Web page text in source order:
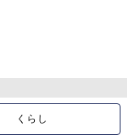
くらし